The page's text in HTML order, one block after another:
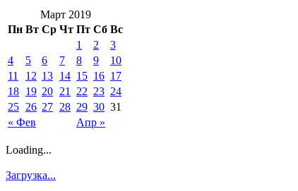
Март 2019
Пн Вт Ср Чт Пт Сб Вс
« Фев Апр »
1 2
3
4
5 6 7 8 9
10
11
12 13 14 15 16 17
18 19 20 21 22 23 24
25 26 27 28 29 30 31
Loading...
Загрузка...